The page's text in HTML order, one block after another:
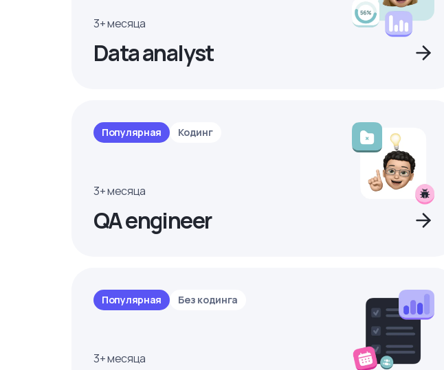
3+ месяца
Data analyst
Популярная Кодинг
3+ месяца
QA engineer
Популярная Без кодинга
3+ месяца